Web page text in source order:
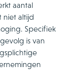
aantal
niet altijd
Specifiek
is van